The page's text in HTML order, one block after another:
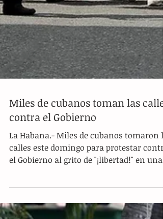
Miles de cubanos toman las calles
La Habana.- Miles de cubanos tomaron
calles este domingo para protestar contra
el Gobierno al grito de "¡libertad!" en una